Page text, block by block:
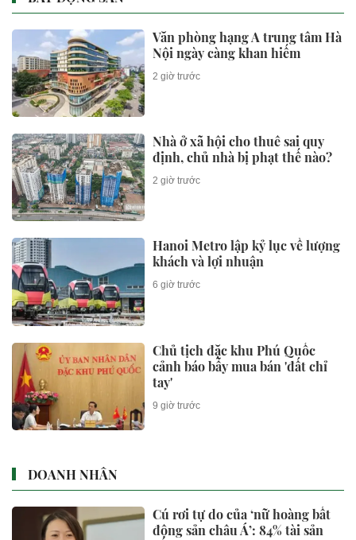
Văn phòng hạng A trung tâm Hà
Nội ngày càng khan hiếm
2 giờ trước
Nhà ở xã hội cho thuê sai quy
định, chủ nhà bị phạt thế nào?
2 giờ trước
Hanoi Metro lập kỷ lục về lượng
khách và lợi nhuận
6 giờ trước
Chủ tịch đặc khu Phú Quốc
cảnh báo bẫy mua bán 'đất chỉ
tay'
9 giờ trước
DOANH NHÂN
Cú rơi tự do của ‘nữ hoàng bất
động sản châu Á’: 84% tài sản